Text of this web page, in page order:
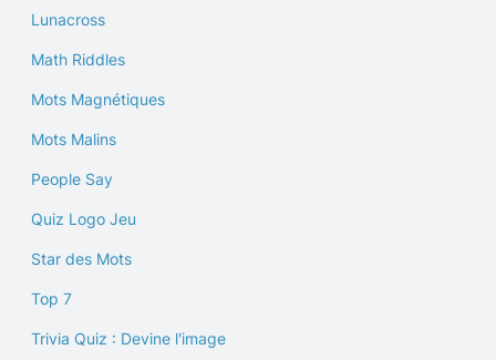
Lunacross
Math Riddles
Mots Magnétiques
Mots Malins
People Say
Quiz Logo Jeu
Star des Mots
Top 7
Trivia Quiz : Devine l'image